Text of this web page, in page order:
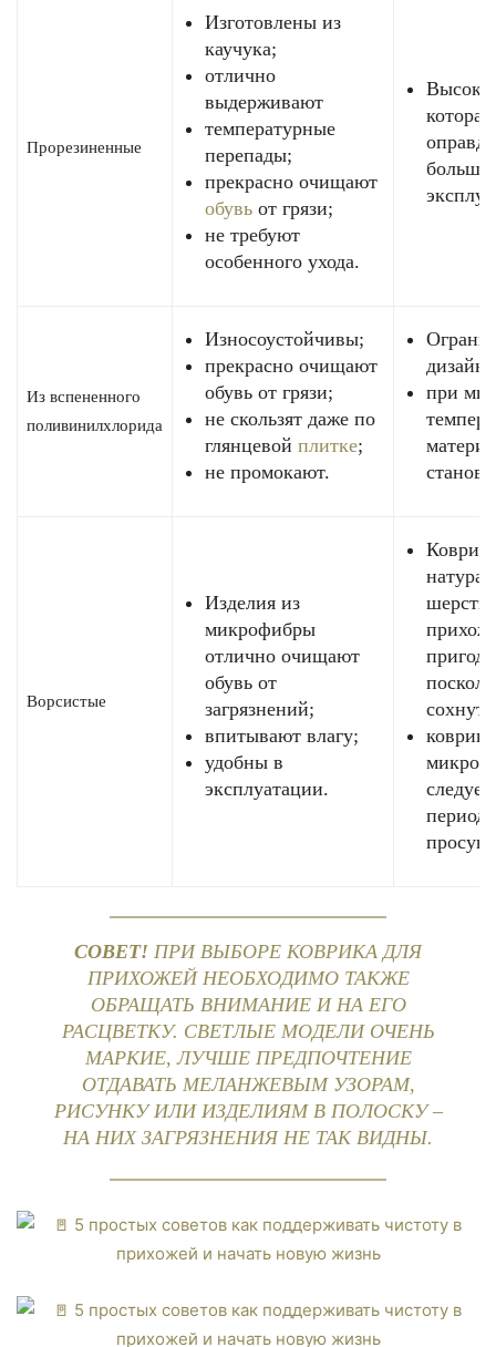
Прорезиненные
Изготовлены из
каучука;
отлично
выдерживают
температурные
перепады;
прекрасно очищают
обувь от грязи;
не требуют
особенного ухода.
которая
Из вспененного
поливинилхлорида
Износоустойчивы;
прекрасно очищают
обувь от грязи;
не скользят даже по
глянцевой плитке;
не промокают.
дизайн;
при
Ворсистые
Изделия из
микрофибры
отлично очищают
обувь от
загрязнений;
впитывают влагу;
удобны в
эксплуатации.
шерсти
сохнут;
следует
СОВЕТ! ПРИ ВЫБОРЕ КОВРИКА ДЛЯ
ПРИХОЖЕЙ НЕОБХОДИМО ТАКЖЕ
ОБРАЩАТЬ ВНИМАНИЕ И НА ЕГО
РАСЦВЕТКУ. СВЕТЛЫЕ МОДЕЛИ ОЧЕНЬ
МАРКИЕ, ЛУЧШЕ ПРЕДПОЧТЕНИЕ
ОТДАВАТЬ МЕЛАНЖЕВЫМ УЗОРАМ,
РИСУНКУ ИЛИ ИЗДЕЛИЯМ В ПОЛОСКУ –
НА НИХ ЗАГРЯЗНЕНИЯ НЕ ТАК ВИДНЫ.